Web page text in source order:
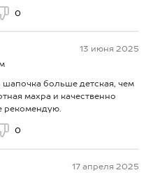
0
13 июня 2025
больше детская, чем
махра и качественно
рекомендую.
0
17 апреля 2025